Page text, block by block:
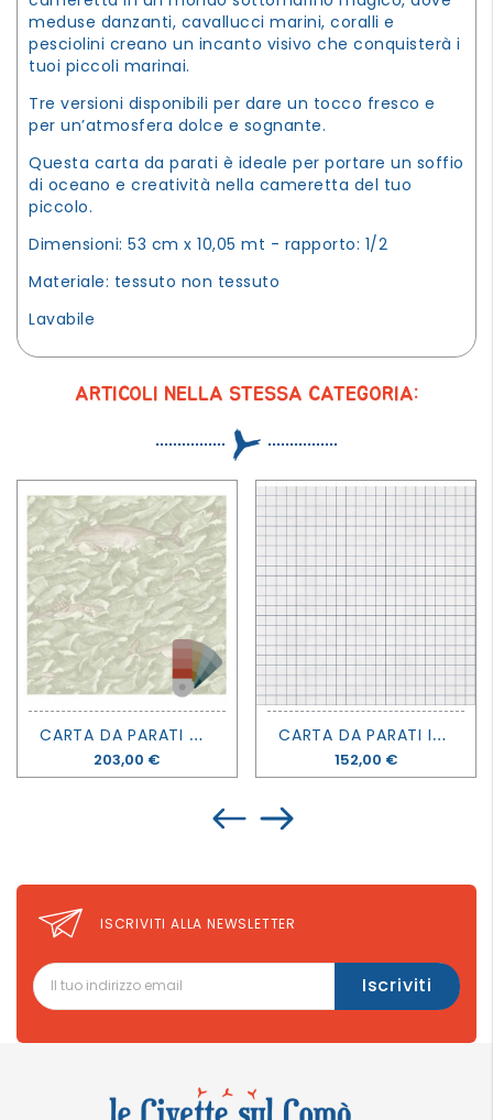
meduse danzanti, cavallucci marini, coralli e
pesciolini creano un incanto visivo che conquisterà i
tuoi piccoli marinai.
Tre versioni disponibili per dare un tocco fresco e
per un’atmosfera dolce e sognante.
Questa carta da parati è ideale per portare un soffio
di oceano e creatività nella cameretta del tuo
piccolo.
Dimensioni: 53 cm x 10,05 mt - rapporto: 1/2
Materiale: tessuto non tessuto
Lavabile
ARTICOLI NELLA STESSA CATEGORIA:
C
ARTA DA PARATI WHIMSICAL - MELVILLE - COLE&SON
Prezzo
203,00 €
C
ARTA DA PARATI INSTANT - NOTEBOOK - COORDONNÉ
Prezzo
152,00 €
ISCRIVITI ALLA NEWSLETTER